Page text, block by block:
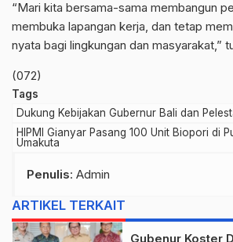
“Mari kita bersama-sama membangun
membuka lapangan kerja, dan tetap
nyata bagi lingkungan dan masyarakat,”
(072)
Tags
Dukung Kebijakan Gubernur Bali dan
HIPMI Gianyar Pasang 100 Unit Biopori di
Umakuta
Penulis: Admin
ARTIKEL TERKAIT
Gubenur Koster